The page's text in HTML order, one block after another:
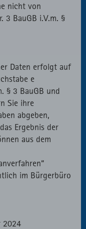
nicht von
3 BauGB i.V.m. §
Daten erfolgt auf
e
§ 3 BauGB und
Sie ihre
abgeben,
Ergebnis der
aus dem
im Bürgerbüro
2024